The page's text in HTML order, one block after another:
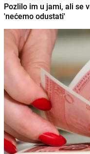
Pozlilo im u jami, ali se
'nećemo odustati'